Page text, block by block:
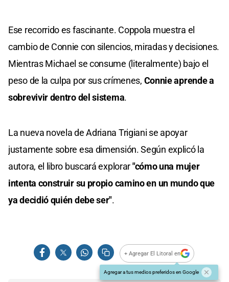
Ese recorrido es fascinante. Coppola muestra el
cambio de Connie con silencios, miradas y decisiones.
Mientras Michael se consume (literalmente) bajo el
peso de la culpa por sus crímenes, Connie aprende a
sobrevivir dentro del sistema.
La nueva novela de Adriana Trigiani se apoyar
justamente sobre esa dimensión. Según explicó la
autora, el libro buscará explorar"cómo una mujer
intenta construir su propio camino en un mundo que
ya decidió quién debe ser".
+ Agregar El Litoral en
Agregar a tus medios preferidos en Google